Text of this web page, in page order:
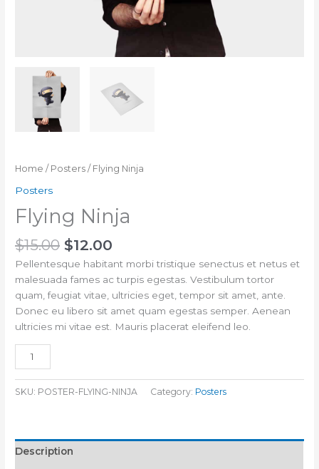
Home / Posters / Flying Ninja
Posters
Flying Ninja
$15.00 $12.00
Pellentesque habitant morbi tristique senectus et netus et
malesuada fames ac turpis egestas. Vestibulum tortor
quam, feugiat vitae, ultricies eget, tempor sit amet, ante.
Donec eu libero sit amet quam egestas semper. Aenean
ultricies mi vitae est. Mauris placerat eleifend leo.
SKU: POSTER-FLYING-NINJA Category: Posters
Description